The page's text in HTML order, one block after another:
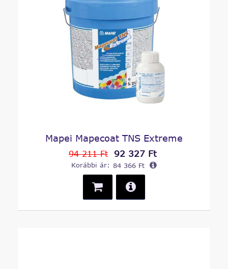
Mapei Mapecoat TNS Extreme
94 211 Ft 92 327 Ft
Korábbi ár: 84 366 Ft